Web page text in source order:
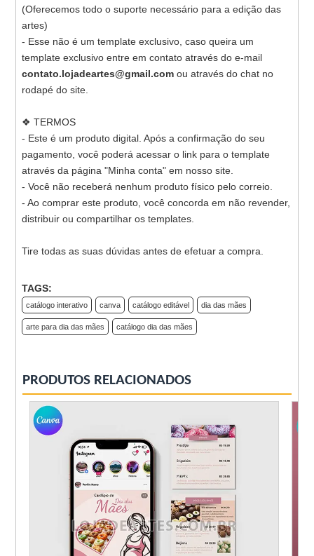
(Oferecemos todo o suporte necessário para a edição das
artes)
- Esse não é um template exclusivo, caso queira um
template exclusivo entre em contato através do e-mail
contato.lojadeartes@gmail.com ou através do chat no
rodapé do site.
❖ TERMOS
- Este é um produto digital. Após a confirmação do seu
pagamento, você poderá acessar o link para o template
através da página "Minha conta" em nosso site.
- Você não receberá nenhum produto físico pelo correio.
- Ao comprar este produto, você concorda em não revender,
distribuir ou compartilhar os templates.
Tire todas as suas dúvidas antes de efetuar a compra.
TAGS:
catálogo interativo canva catálogo editável dia das mães
arte para dia das mães catálogo dia das mães
PRODUTOS RELACIONADOS